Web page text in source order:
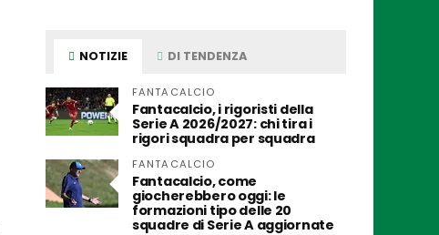
NOTIZIE DI TENDENZA
FANTACALCIO
Fantacalcio, i rigoristi della
Serie A 2026/2027: chi tira i
rigori squadra per squadra
FANTACALCIO
Fantacalcio, come
giocherebbero oggi: le
formazioni tipo delle 20
squadre di Serie A aggiornate